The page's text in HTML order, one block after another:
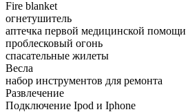
Fire blanket
огнетушитель
аптечка первой медицинской помощи
проблесковый огонь
спасательные жилеты
Весла
набор инструментов для ремонта
Развлечение
Подключение Ipod и Iphone